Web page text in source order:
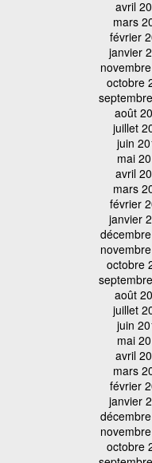
avril
mars
février
janvier
octobre
août
juillet
juin
mai
avril
mars
février
janvier
octobre
août
juillet
juin
mai
avril
mars
février
janvier
octobre